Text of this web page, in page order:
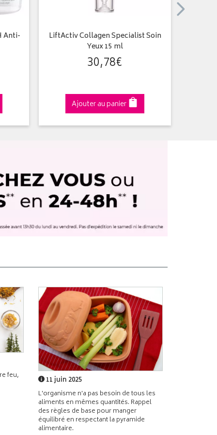
Anti-
LiftActiv Collagen Specialist Soin
Yeux 15 ml
30,78€
Ajouter au panier
feu,
11 juin 2025
L'organisme n'a pas besoin de tous les
aliments en mêmes quantités. Rappel
des règles de base pour manger
équilibré en respectant la pyramide
alimentaire.